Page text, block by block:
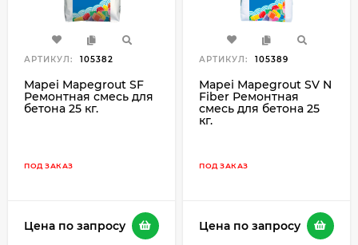
АРТИКУЛ: 105382
Mapei Mapegrout SF
Ремонтная смесь для
бетона 25 кг.
ПОД ЗАКАЗ
Цена по запросу
АРТИКУЛ: 105389
Mapei Mapegrout SV N
Fiber Ремонтная
смесь для бетона 25
кг.
ПОД ЗАКАЗ
Цена по запросу